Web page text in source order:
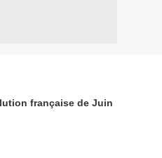
française de Juin